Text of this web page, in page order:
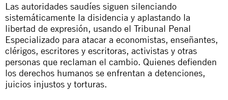
Las autoridades saudíes siguen silenciando
sistemáticamente la disidencia y aplastando la
libertad de expresión, usando el Tribunal Penal
Especializado para atacar a economistas, enseñantes,
clérigos, escritores y escritoras, activistas y otras
personas que reclaman el cambio. Quienes defienden
los derechos humanos se enfrentan a detenciones,
juicios injustos y torturas.